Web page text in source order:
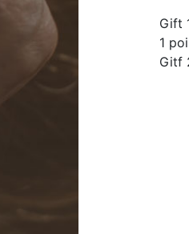
Gift
1
Gitf